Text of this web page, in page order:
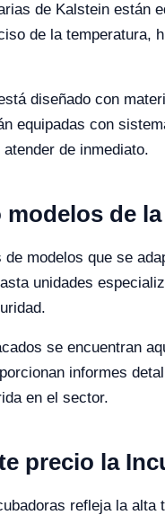
de Kalstein están
de la temperatura,
diseñado con
equipadas con
de inmediato.
de
modelos que se
unidades
se encuentran
informes
en el sector.
precio la
refleja la